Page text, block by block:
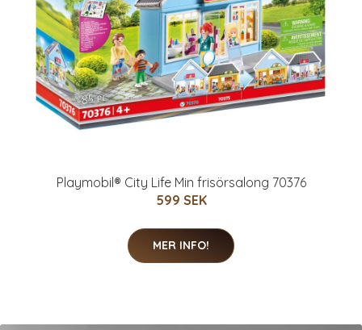
Playmobil® City Life Min frisörsalong 70376
599 SEK
MER INFO!